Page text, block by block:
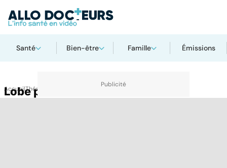
Santé Bien-être Famille Émissions
AccueilThématiques
Lobe pariétal